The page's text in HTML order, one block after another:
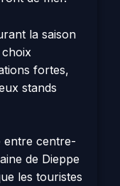
la saison
fortes,
stands
entre centre-
de Dieppe
les touristes